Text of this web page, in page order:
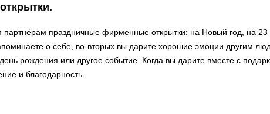
партнёрам праздничные фирменные открытки: на Новый год, на
о себе, во-вторых вы дарите хорошие эмоции другим
рождения или другое событие. Когда вы дарите вместе с
и благодарность.